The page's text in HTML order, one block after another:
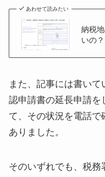
あわせて読みたい
納税
いの？
また、記事には書い
認申請書の延長申請を
て、その状況を電話で
ありました。
そのいずれでも、税務